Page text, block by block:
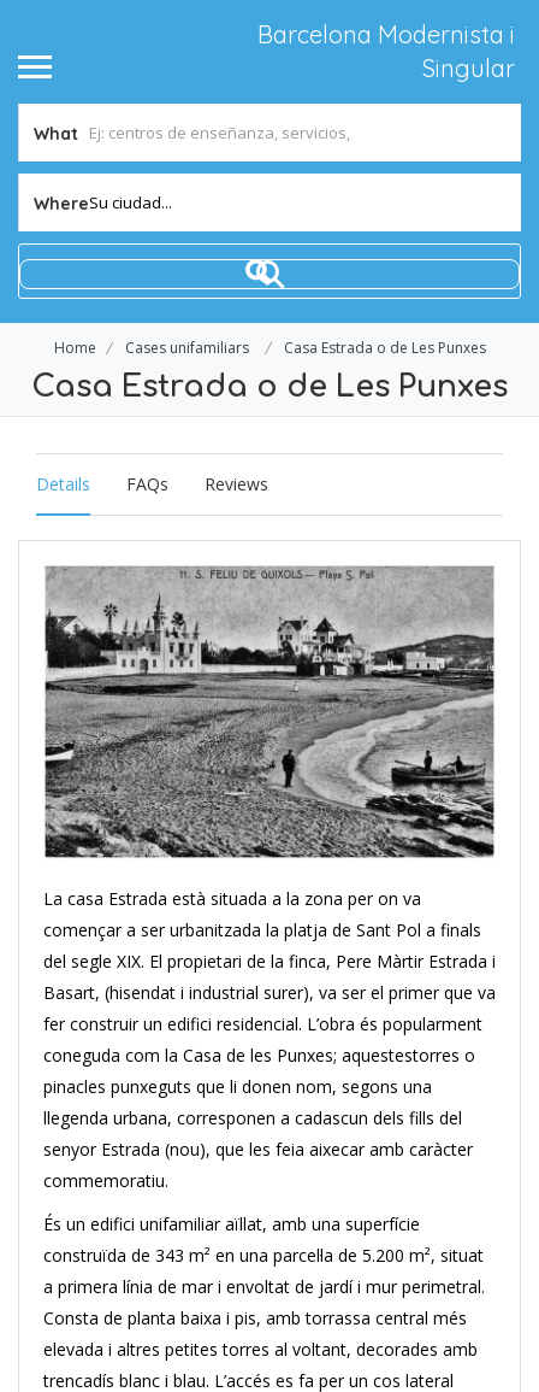
Barcelona Modernista i
Singular
What
WhereSu ciudad...
Home Cases unifamiliars Casa Estrada o de Les Punxes
Casa Estrada o de Les Punxes
Details FAQs Reviews
La casa Estrada està situada a la zona per on va
començar a ser urbanitzada la platja de Sant Pol a finals
del segle XIX. El propietari de la finca, Pere Màrtir Estrada i
Basart, (hisendat i industrial surer), va ser el primer que va
fer construir un edifici residencial. L’obra és popularment
coneguda com la Casa de les Punxes; aquestestorres o
pinacles punxeguts que li donen nom, segons una
llegenda urbana, corresponen a cadascun dels fills del
senyor Estrada (nou), que les feia aixecar amb caràcter
commemoratiu.
És un edifici unifamiliar aïllat, amb una superfície
construïda de 343 m² en una parcel·la de 5.200 m², situat
a primera línia de mar i envoltat de jardí i mur perimetral.
Consta de planta baixa i pis, amb torrassa central més
elevada i altres petites torres al voltant, decorades amb
trencadís blanc i blau. L’accés es fa per un cos lateral